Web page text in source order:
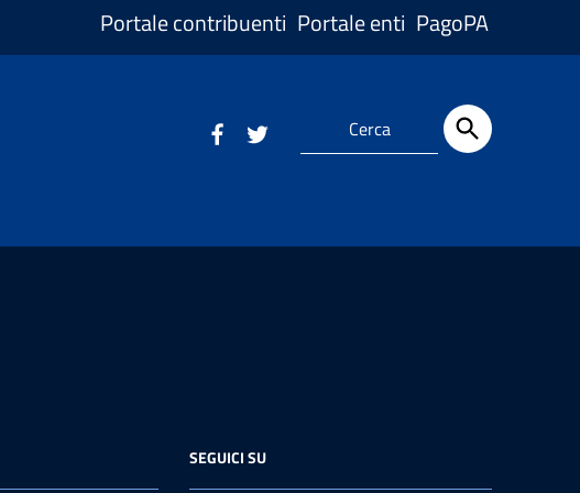
Portale contribuenti Portale enti PagoPA
SEGUICI SU